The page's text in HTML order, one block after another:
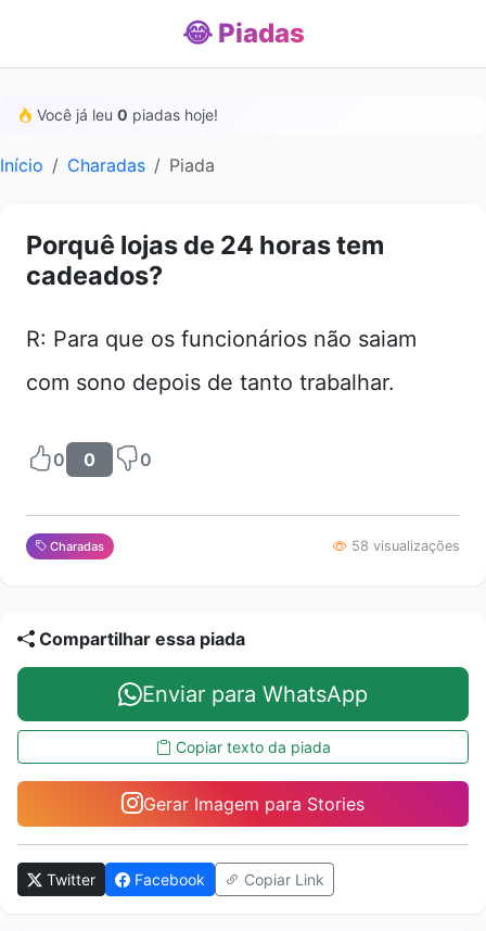
😂 Piadas
Você já leu 0 piadas hoje!
Início Charadas Piada
Porquê lojas de 24 horas tem
cadeados?
R: Para que os funcionários não saiam
com sono depois de tanto trabalhar.
0 0 0
Charadas 58 visualizações
Compartilhar essa piada
Enviar para WhatsApp
Copiar texto da piada
Gerar Imagem para Stories
Twitter Facebook Copiar Link